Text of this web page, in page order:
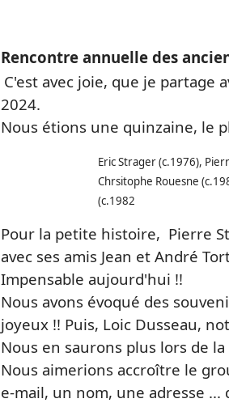
Rencontre annuelle des
C'est avec joie, que je partage
2024.
Nous étions une quinzaine, le
Eric Strager (c.1976),
Chrsitophe Rouesne
(c.1982
Pour la petite histoire, Pierre
avec ses amis Jean et André
Impensable aujourd'hui !!
Nous avons évoqué des
joyeux !! Puis, Loic Dusseau,
Nous en saurons plus lors de
Nous aimerions accroître le
e-mail, un nom, une adresse